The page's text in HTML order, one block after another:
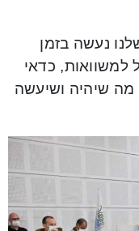
נעשה בזמן
למשוואות, כדאי
שיהיה ושיעשה